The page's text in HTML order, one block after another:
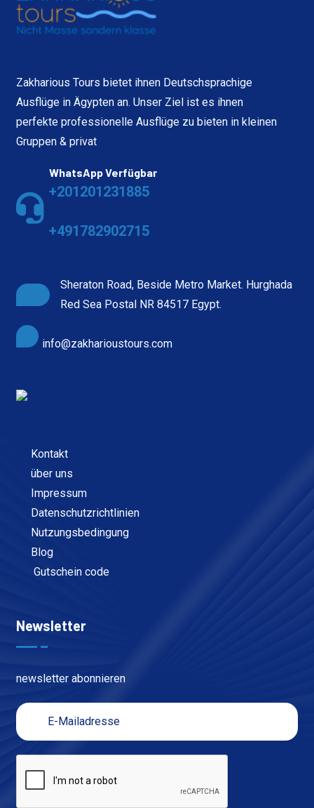
Zakharious Tours bietet ihnen Deutschsprachige
Ausflüge in Ägypten an. Unser Ziel ist es ihnen
perfekte professionelle Ausflüge zu bieten in kleinen
Gruppen & privat
WhatsApp Verfügbar
+201201231885
+491782902715
Sheraton Road, Beside Metro Market. Hurghada
Red Sea Postal NR 84517 Egypt.
info@zakharioustours.com
Kontakt
über uns
Impressum
Datenschutzrichtlinien
Nutzungsbedingung
Blog
Gutschein code
Newsletter
newsletter abonnieren